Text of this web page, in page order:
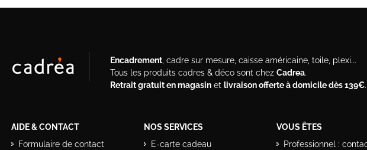
Encadrement, cadre sur mesure, caisse américaine, toile, plexi...
Tous les produits cadres & déco sont chez Cadrea.
Retrait gratuit en magasin et livraison offerte à domicile dès 139€.
AIDE & CONTACT
Formulaire de contact
NOS SERVICES
E-carte cadeau
VOUS ÊTES
Professionnel :